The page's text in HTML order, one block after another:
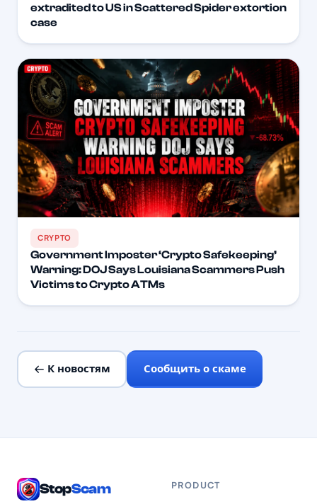
extradited to US in Scattered Spider extortion
case
CRYPTO
Government Imposter ‘Crypto Safekeeping’
Warning: DOJ Says Louisiana Scammers Push
Victims to Crypto ATMs
← К новостям Сообщить о скаме
StopScam PRODUCT